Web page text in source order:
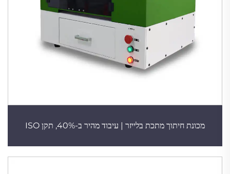
מכונת חיתוך מתכת בלייזר | עיבוד מהיר ב-40%, תקן ISO